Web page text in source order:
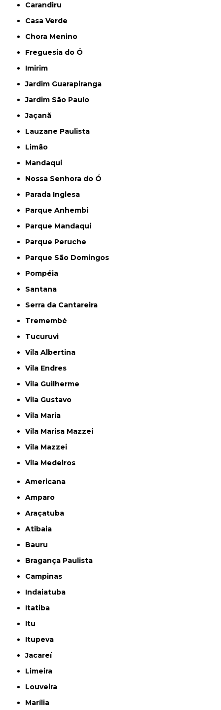
Carandiru
Casa Verde
Chora Menino
Freguesia do Ó
Imirim
Jardim Guarapiranga
Jardim São Paulo
Jaçanã
Lauzane Paulista
Limão
Mandaqui
Nossa Senhora do Ó
Parada Inglesa
Parque Anhembi
Parque Mandaqui
Parque Peruche
Parque São Domingos
Pompéia
Santana
Serra da Cantareira
Tremembé
Tucuruvi
Vila Albertina
Vila Endres
Vila Guilherme
Vila Gustavo
Vila Maria
Vila Marisa Mazzei
Vila Mazzei
Vila Medeiros
Americana
Amparo
Araçatuba
Atibaia
Bauru
Bragança Paulista
Campinas
Indaiatuba
Itatiba
Itu
Itupeva
Jacareí
Limeira
Louveira
Marília